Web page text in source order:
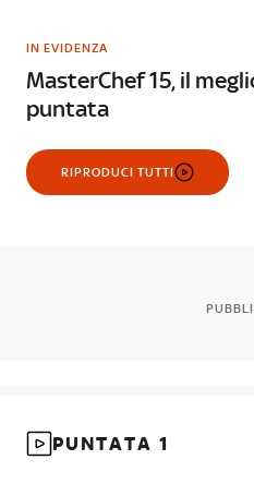
IN EVIDENZA
MasterChef 15, il
puntata
RIPRODUCI TUTTI
PUNTATA 1